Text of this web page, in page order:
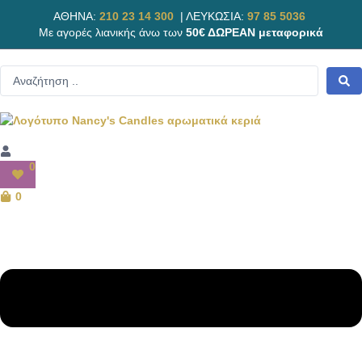
ΑΘΗΝΑ: 210 23 14 300 | ΛΕΥΚΩΣΙΑ: 97 85 5036
Με αγορές λιανικής άνω των 50€ ΔΩΡΕΑΝ μεταφορικά
0
0